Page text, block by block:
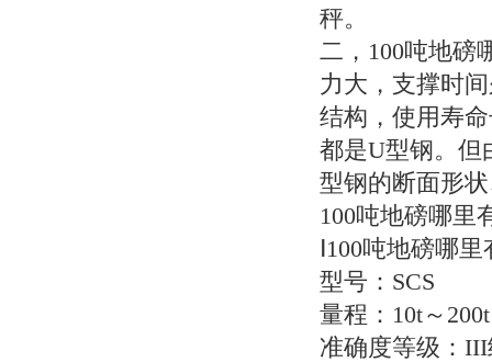
秤。
二，100吨地磅
力大，支撑时
结构，使用寿
都是U型钢。但
型钢的断面形
100吨地磅哪里
Ⅰ100吨地磅哪
型号：SCS
量程：10t～200t
准确度等级：